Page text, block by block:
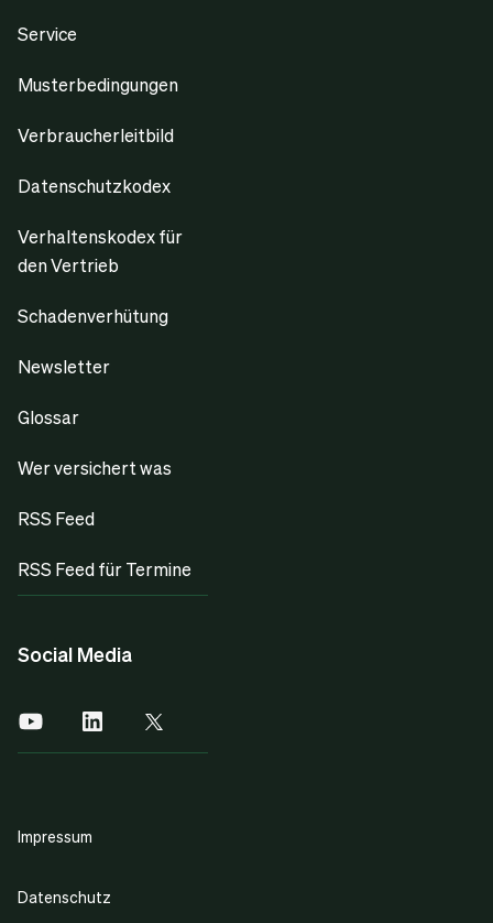
Service
Musterbedingungen
Verbraucherleitbild
Datenschutzkodex
Verhaltenskodex für
den Vertrieb
Schadenverhütung
Newsletter
Glossar
Wer versichert was
RSS Feed
RSS Feed für Termine
Social Media
Impressum
Datenschutz